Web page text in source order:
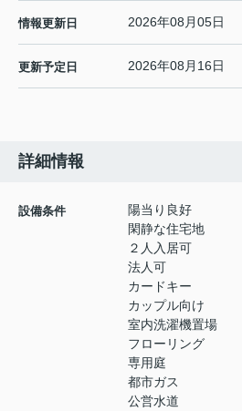
情報更新日 2026年08月05日
更新予定日 2026年08月16日
詳細情報
設備条件
陽当り良好
閑静な住宅地
２人入居可
法人可
カードキー
カップル向け
室内洗濯機置場
フローリング
専用庭
都市ガス
公営水道